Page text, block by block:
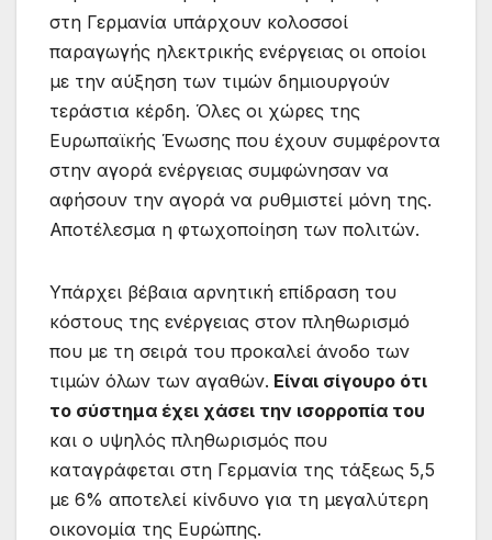
στη Γερμανία υπάρχουν κολοσσοί
παραγωγής ηλεκτρικής ενέργειας οι οποίοι
με την αύξηση των τιμών δημιουργούν
τεράστια κέρδη. Όλες οι χώρες της
Ευρωπαϊκής Ένωσης που έχουν συμφέροντα
στην αγορά ενέργειας συμφώνησαν να
αφήσουν την αγορά να ρυθμιστεί μόνη της.
Αποτέλεσμα η φτωχοποίηση των πολιτών.
Υπάρχει βέβαια αρνητική επίδραση του
κόστους της ενέργειας στον πληθωρισμό
που με τη σειρά του προκαλεί άνοδο των
τιμών όλων των αγαθών. Είναι σίγουρο ότι
το σύστημα έχει χάσει την ισορροπία του
και ο υψηλός πληθωρισμός που
καταγράφεται στη Γερμανία της τάξεως 5,5
με 6% αποτελεί κίνδυνο για τη μεγαλύτερη
οικονομία της Ευρώπης.